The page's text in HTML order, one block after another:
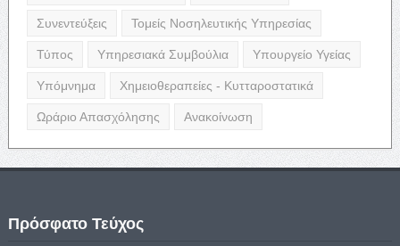
Συνεντεύξεις Τομείς Νοσηλευτικής Υπηρεσίας
Τύπος Υπηρεσιακά Συμβούλια Υπουργείο Υγείας
Υπόμνημα Χημειοθεραπείες - Κυτταροστατικά
Ωράριο Απασχόλησης Ανακοίνωση
Πρόσφατο Τεύχος